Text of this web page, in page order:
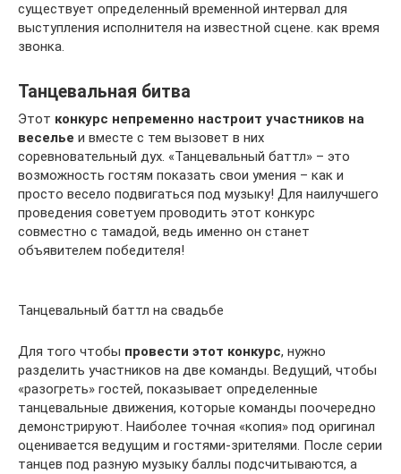
существует определенный временной интервал для
выступления исполнителя на известной сцене. как время
звонка.
Танцевальная битва
Этот конкурс непременно настроит участников на
веселье и вместе с тем вызовет в них
соревновательный дух. «Танцевальный баттл» – это
возможность гостям показать свои умения – как и
просто весело подвигаться под музыку! Для наилучшего
проведения советуем проводить этот конкурс
совместно с тамадой, ведь именно он станет
объявителем победителя!
Танцевальный баттл на свадьбе
Для того чтобы провести этот конкурс, нужно
разделить участников на две команды. Ведущий, чтобы
«разогреть» гостей, показывает определенные
танцевальные движения, которые команды поочередно
демонстрируют. Наиболее точная «копия» под оригинал
оценивается ведущим и гостями-зрителями. После серии
танцев под разную музыку баллы подсчитываются, а